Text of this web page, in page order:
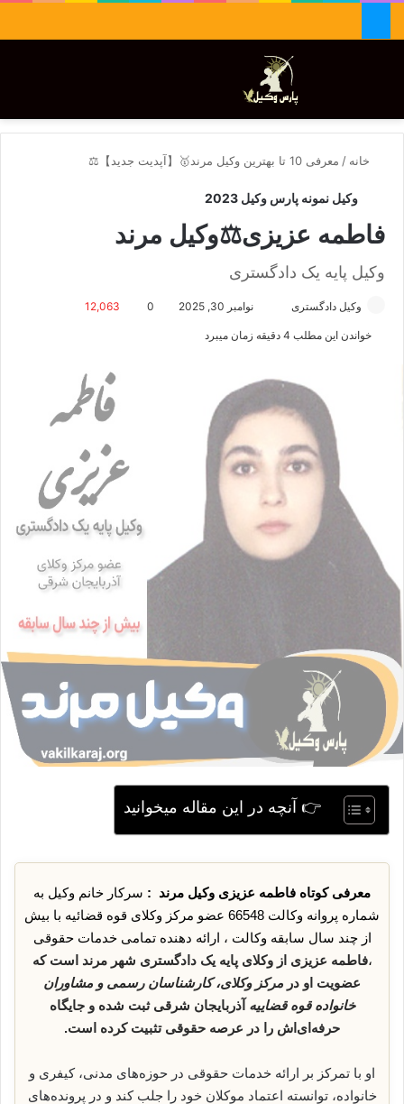
تغییر پوسته
خانه / معرفی 10 تا بهترین وکیل مرند🥇【آپدیت جدید】⚖️
وکیل نمونه پارس وکیل 2023
فاطمه عزیزی⚖️وکیل مرند
وکیل پایه یک دادگستری
وکیل دادگستری
ا
ل
نوامبر 30, 2025 0
12,063
خواندن این مطلب 4 دقیقه زمان میبرد
👉 آنچه در این مقاله میخوانید
معرفی کوتاه فاطمه عزیزی وکیل مرند : سرکار خانم وکیل به
شماره پروانه وکالت 66548 عضو مرکز وکلای قوه قضائیه با بیش
از چند سال سابقه وکالت ، ارائه دهنده تمامی خدمات حقوقی
،فاطمه عزیزی از وکلای پایه یک دادگستری شهر مرند است که
عضویت او در مرکز وکلای، کارشناسان رسمی و مشاوران
خانواده قوه قضاییه آذربایجان شرقی ثبت شده و جایگاه
حرفه‌ای‌اش را در عرصه حقوقی تثبیت کرده است.
او با تمرکز بر ارائه خدمات حقوقی در حوزه‌های مدنی، کیفری و
خانواده، توانسته اعتماد موکلان خود را جلب کند و در پرونده‌های